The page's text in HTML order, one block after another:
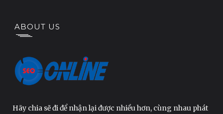
ABOUT US
Hãy chia sẽ đi để nhận lại được nhiều hơn, cùng nhau phát